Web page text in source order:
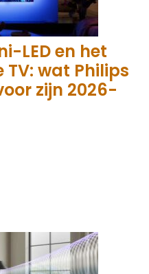
LED en het
TV: wat Philips
zijn 2026-